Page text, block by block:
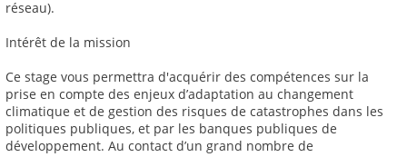
réseau).
Intérêt de la mission
Ce stage vous permettra d'acquérir des compétences sur la
prise en compte des enjeux d’adaptation au changement
climatique et de gestion des risques de catastrophes dans les
politiques publiques, et par les banques publiques de
développement. Au contact d’un grand nombre de